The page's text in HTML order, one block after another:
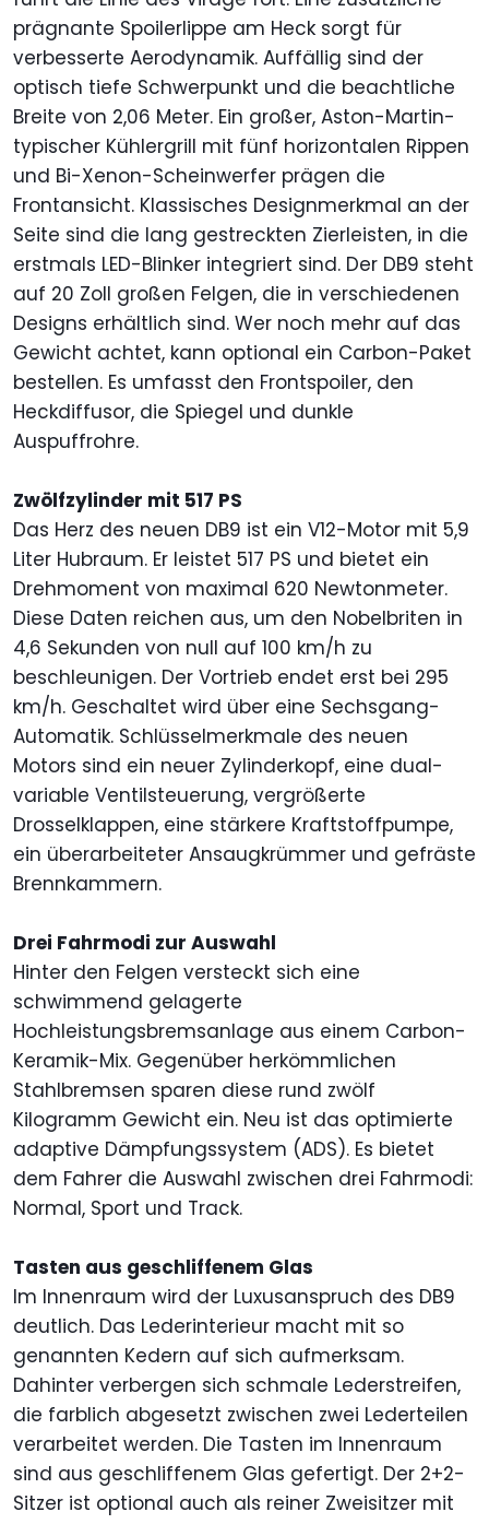
prägnante Spoilerlippe am Heck sorgt für
verbesserte Aerodynamik. Auffällig sind der
optisch tiefe Schwerpunkt und die beachtliche
Breite von 2,06 Meter. Ein großer, Aston-Martin-
typischer Kühlergrill mit fünf horizontalen Rippen
und Bi-Xenon-Scheinwerfer prägen die
Frontansicht. Klassisches Designmerkmal an der
Seite sind die lang gestreckten Zierleisten, in die
erstmals LED-Blinker integriert sind. Der DB9 steht
auf 20 Zoll großen Felgen, die in verschiedenen
Designs erhältlich sind. Wer noch mehr auf das
Gewicht achtet, kann optional ein Carbon-Paket
bestellen. Es umfasst den Frontspoiler, den
Heckdiffusor, die Spiegel und dunkle
Auspuffrohre.
Zwölfzylinder mit 517 PS
Das Herz des neuen DB9 ist ein V12-Motor mit 5,9
Liter Hubraum. Er leistet 517 PS und bietet ein
Drehmoment von maximal 620 Newtonmeter.
Diese Daten reichen aus, um den Nobelbriten in
4,6 Sekunden von null auf 100 km/h zu
beschleunigen. Der Vortrieb endet erst bei 295
km/h. Geschaltet wird über eine Sechsgang-
Automatik. Schlüsselmerkmale des neuen
Motors sind ein neuer Zylinderkopf, eine dual-
variable Ventilsteuerung, vergrößerte
Drosselklappen, eine stärkere Kraftstoffpumpe,
ein überarbeiteter Ansaugkrümmer und gefräste
Brennkammern.
Drei Fahrmodi zur Auswahl
Hinter den Felgen versteckt sich eine
schwimmend gelagerte
Hochleistungsbremsanlage aus einem Carbon-
Keramik-Mix. Gegenüber herkömmlichen
Stahlbremsen sparen diese rund zwölf
Kilogramm Gewicht ein. Neu ist das optimierte
adaptive Dämpfungssystem (ADS). Es bietet
dem Fahrer die Auswahl zwischen drei Fahrmodi:
Normal, Sport und Track.
Tasten aus geschliffenem Glas
Im Innenraum wird der Luxusanspruch des DB9
deutlich. Das Lederinterieur macht mit so
genannten Kedern auf sich aufmerksam.
Dahinter verbergen sich schmale Lederstreifen,
die farblich abgesetzt zwischen zwei Lederteilen
verarbeitet werden. Die Tasten im Innenraum
sind aus geschliffenem Glas gefertigt. Der 2+2-
Sitzer ist optional auch als reiner Zweisitzer mit